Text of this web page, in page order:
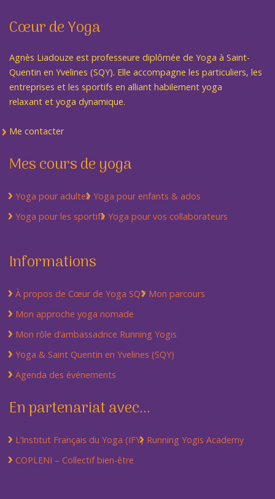
Cœur de Yoga
Agnès Liadouze est professeure diplômée de Yoga à Saint-
Quentin en Yvelines (SQY). Elle accompagne les particuliers, les
entreprises et les sportifs en alliant habilement yoga
relaxant et yoga dynamique.
Me contacter
Mes cours de yoga
Yoga pour adultes Yoga pour enfants & ados
Yoga pour les sportifs Yoga pour vos collaborateurs
Informations
À propos de Cœur de Yoga SQY Mon parcours
Mon approche yoga nomade
Mon rôle d’ambassadrice Running Yogis
Yoga & Saint Quentin en Yvelines (SQY)
Agenda des événements
En partenariat avec...
L’Institut Français du Yoga (IFY) Running Yogis Academy
COPLENI – Collectif bien-être